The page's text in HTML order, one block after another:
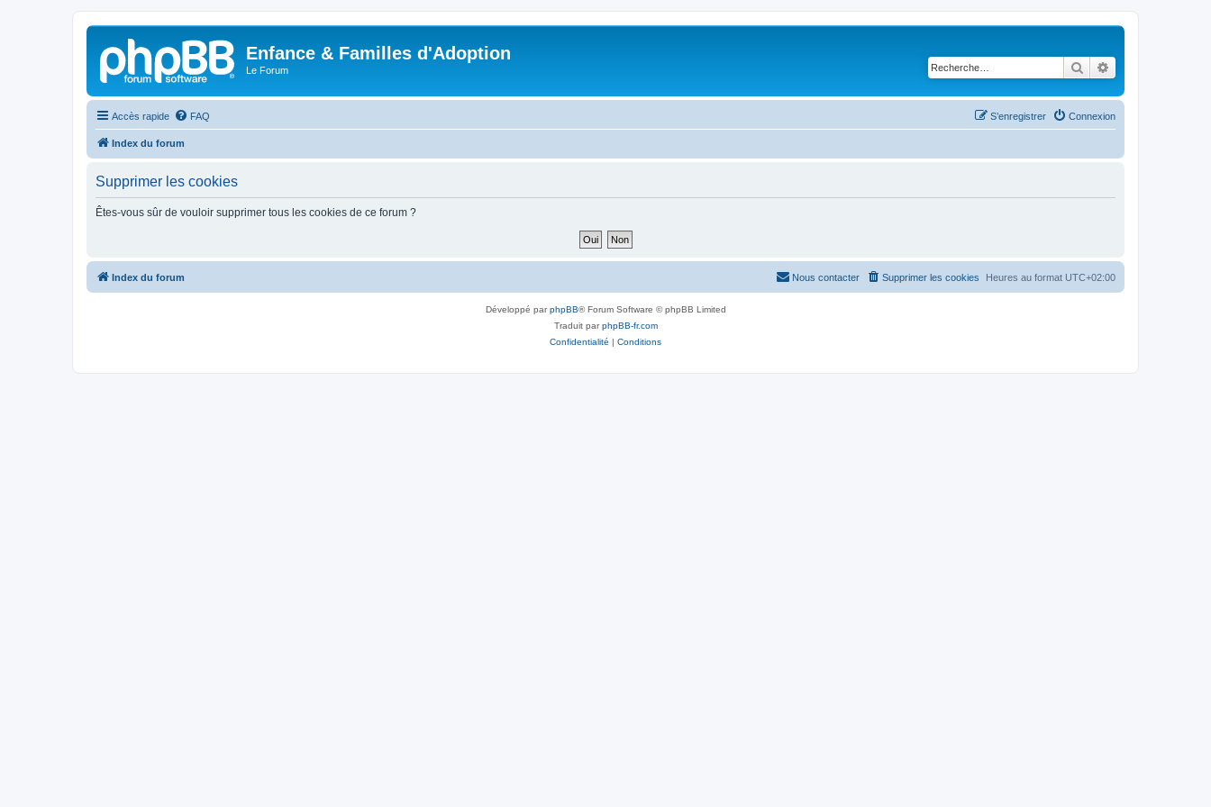
Enfance & Familles d'Adoption
Le Forum Rechercher
Accès rapide FAQ Connexion
S’enregistrer
Index du forum
Supprimer les cookies
Êtes-vous sûr de vouloir supprimer tous les cookies de ce forum ?
Index du forum Heures au format UTC+02:00
Supprimer les cookies
Nous contacter
Développé parphpBB® Forum Software © phpBB Limited
Traduit parphpBB-fr.com
Confidentialité | Conditions